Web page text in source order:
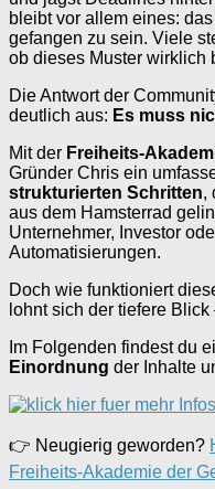
bleibt vor allem eines:
gefangen zu sein. Viele
ob dieses Muster wirklich
Die Antwort der
deutlich aus: Es muss
Mit der Freiheits-
Gründer Chris ein
strukturierten Schritten,
aus dem Hamsterrad
Unternehmer, Investor
Automatisierungen.
Doch wie funktioniert
lohnt sich der tiefere
Im Folgenden findest du
Einordnung der Inhalte
👉 Neugierig geworden?
Freiheits-Akademie der